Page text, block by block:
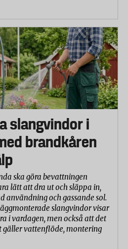
Extra är 3-lagerspapper. Edet Extra
typerna av papper.Redovisade
och kilogram är beräknat utifrån den
fabrikat som ligger närmast 18
internationella standarden ISO
testprotokoll. Testet omfattar
diameter, vikt, papprets längd
ram varefter en stav, motsvarande
rundad tipp trycks genom
slangvindor i
brandkåren
ska göra bevattningen
lätt att dra ut och släppa in,
användning och gassande sol.
slangvindor visar
i vardagen, men också att det
gäller vattenflöde, montering